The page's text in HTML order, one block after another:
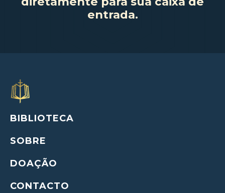
entrada.
BIBLIOTECA
SOBRE
DOAÇÃO
CONTACTO